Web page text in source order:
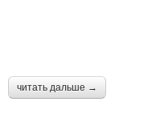
читать дальше →